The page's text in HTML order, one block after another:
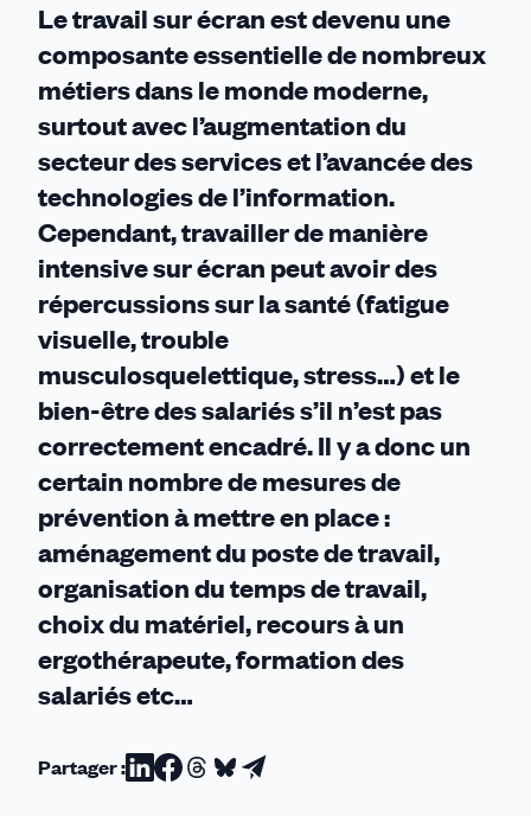
Le travail sur écran est devenu une
composante essentielle de nombreux
métiers dans le monde moderne,
surtout avec l’augmentation du
secteur des services et l’avancée des
technologies de l’information.
Cependant, travailler de manière
intensive sur écran peut avoir des
répercussions sur la santé (fatigue
visuelle, trouble
musculosquelettique, stress…) et le
bien-être des salariés s’il n’est pas
correctement encadré. Il y a donc un
certain nombre de mesures de
prévention à mettre en place :
aménagement du poste de travail,
organisation du temps de travail,
choix du matériel, recours à un
ergothérapeute, formation des
salariés etc…
Partager :Partager
Partager
Partager
Partager
Partager